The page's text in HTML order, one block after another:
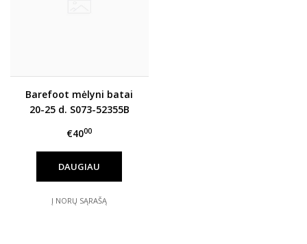
Barefoot mėlyni batai
20-25 d. S073-52355B
€4000
DAUGIAU
Į NORŲ SĄRAŠĄ